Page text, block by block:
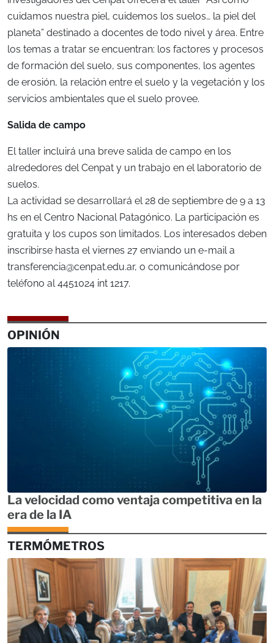
cuidamos nuestra piel, cuidemos los suelos… la piel del
planeta” destinado a docentes de todo nivel y área. Entre
los temas a tratar se encuentran: los factores y procesos
de formación del suelo, sus componentes, los agentes
de erosión, la relación entre el suelo y la vegetación y los
servicios ambientales que el suelo provee.
Salida de campo
El taller incluirá una breve salida de campo en los
alrededores del Cenpat y un trabajo en el laboratorio de
suelos.
La actividad se desarrollará el 28 de septiembre de 9 a 13
hs en el Centro Nacional Patagónico. La participación es
gratuita y los cupos son limitados. Los interesados deben
inscribirse hasta el viernes 27 enviando un e-mail a
transferencia@cenpat.edu.ar, o comunicándose por
teléfono al 4451024 int 1217.
OPINIÓN
La velocidad como ventaja competitiva en la
era de la IA
TERMÓMETROS